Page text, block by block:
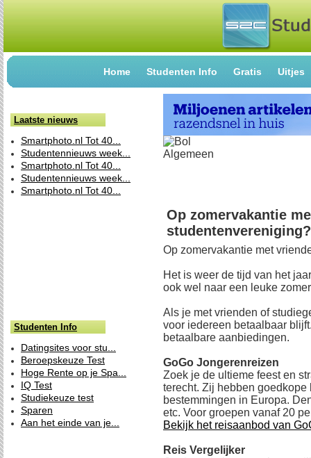
Home Studenten Info Gratis Uitjes
Laatste nieuws
Smartphoto.nl Tot 40...
Studentennieuws week...
Smartphoto.nl Tot 40...
Studentennieuws week...
Smartphoto.nl Tot 40...
Studenten Info
Datingsites voor stu...
Beroepskeuze Test
Hoge Rente op je Spa...
IQ Test
Studiekeuze test
Sparen
Aan het einde van je...
Op zomervakantie
studentenvereniging?
Op zomervakantie met
Het is weer de tijd van het
ook wel naar een leuke
Als je met vrienden of
voor iedereen betaalbaar
betaalbare aanbiedingen.
GoGo Jongerenreizen
Zoek je de ultieme feest en
terecht. Zij hebben
bestemmingen in Europa.
etc. Voor groepen vanaf 20
Bekijk het reisaanbod van
Reis Vergelijker